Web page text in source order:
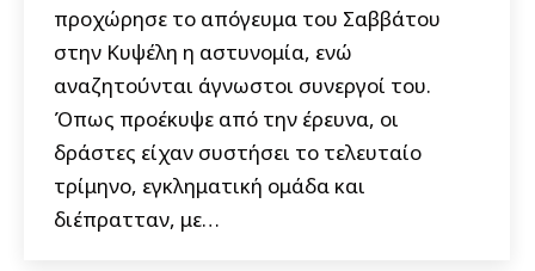
προχώρησε το απόγευμα του Σαββάτου
στην Κυψέλη η αστυνομία, ενώ
αναζητούνται άγνωστοι συνεργοί του.
Όπως προέκυψε από την έρευνα, οι
δράστες είχαν συστήσει το τελευταίο
τρίμηνο, εγκληματική ομάδα και
διέπρατταν, με…